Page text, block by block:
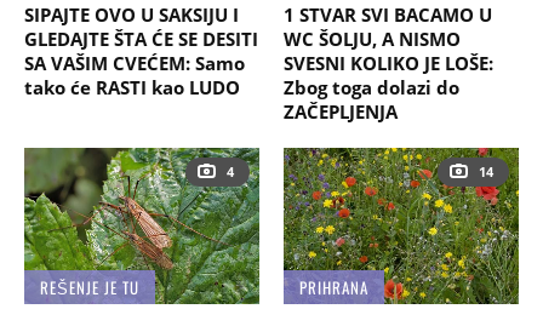
SIPAJTE OVO U SAKSIJU I
GLEDAJTE ŠTA ĆE SE DESITI
SA VAŠIM CVEĆEM: Samo
tako će RASTI kao LUDO
1 STVAR SVI BACAMO U
WC ŠOLJU, A NISMO
SVESNI KOLIKO JE LOŠE:
Zbog toga dolazi do
ZAČEPLJENJA
4
REŠENJE JE TU
14
PRIHRANA